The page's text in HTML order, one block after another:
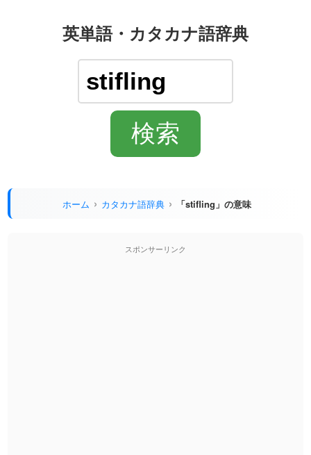
英単語・カタカナ語辞典
ホーム カタカナ語辞典 「stifling」の意味
スポンサーリンク